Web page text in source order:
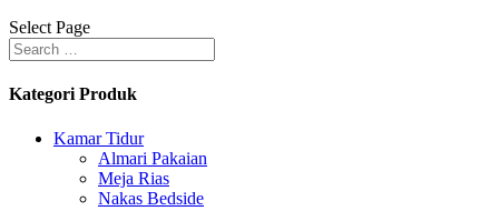
Select Page
Kategori Produk
Kamar Tidur
Almari Pakaian
Meja Rias
Nakas Bedside